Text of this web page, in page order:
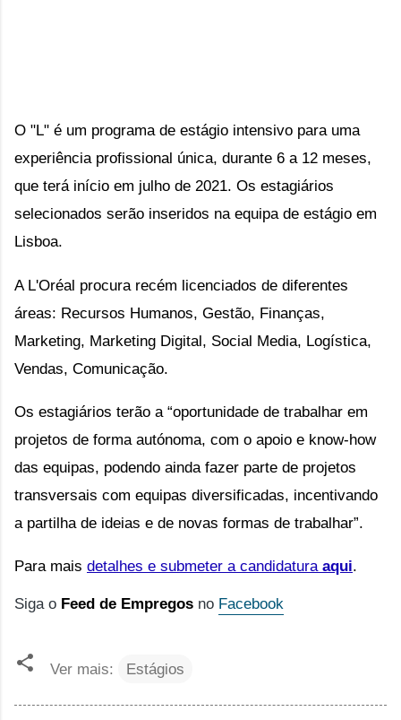
O "L" é um programa de estágio intensivo para uma
experiência profissional única, durante 6 a 12 meses,
que terá início em julho de 2021. Os estagiários
selecionados serão inseridos na equipa de estágio em
Lisboa.
A L'Oréal procura recém licenciados de diferentes
áreas: Recursos Humanos, Gestão, Finanças,
Marketing, Marketing Digital, Social Media, Logística,
Vendas, Comunicação.
Os estagiários terão a “oportunidade de trabalhar em
projetos de forma autónoma, com o apoio e know-how
das equipas, podendo ainda fazer parte de projetos
transversais com equipas diversificadas, incentivando
a partilha de ideias e de novas formas de trabalhar”.
Para mais detalhes e submeter a candidatura aqui.
Siga o Feed de Empregos no Facebook
Ver mais: Estágios